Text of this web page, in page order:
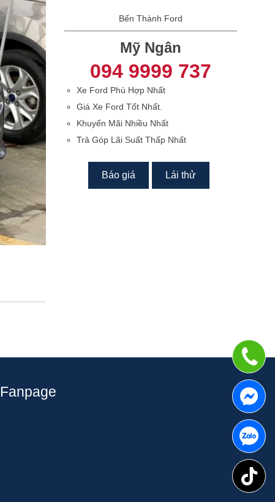
Bến Thành Ford
Mỹ Ngân
094 9999 737
Xe Ford Phù Hợp Nhất
Giá Xe Ford Tốt Nhất.
Khuyến Mãi Nhiều Nhất
Trả Góp Lãi Suất Thấp Nhất
Báo giá Lái thử
Fanpage